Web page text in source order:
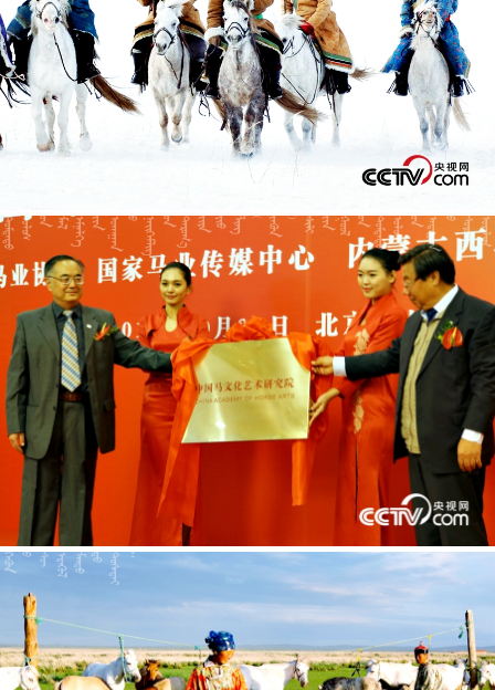



















































































































































































 